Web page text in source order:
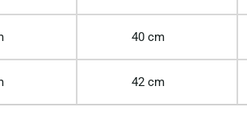
40 cm
42 cm